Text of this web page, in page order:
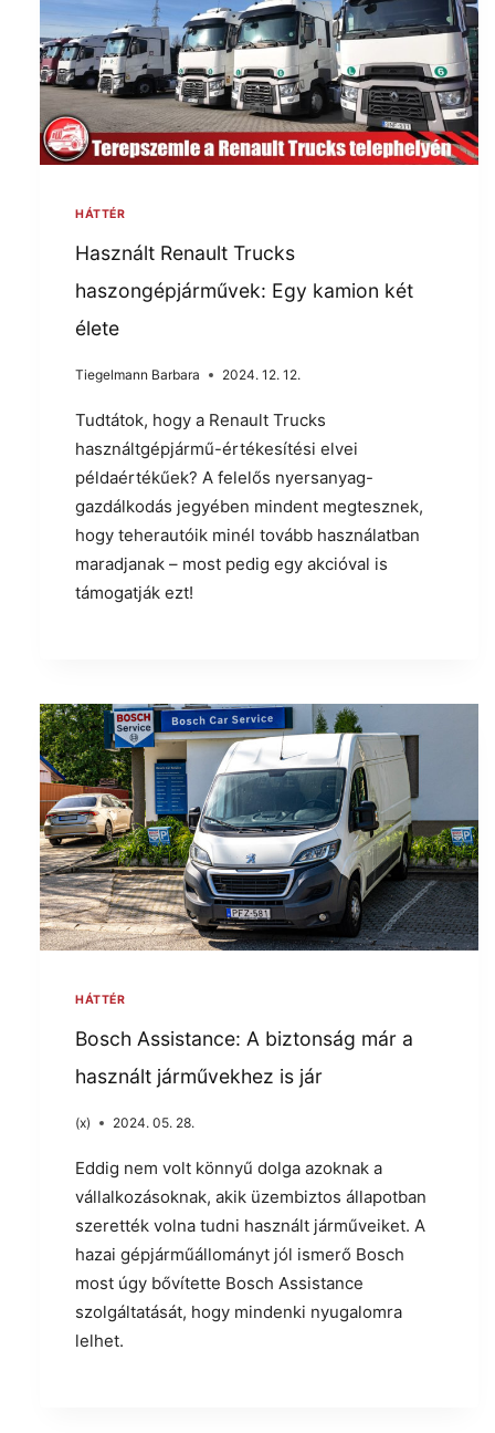
HÁTTÉR
Használt Renault Trucks
haszongépjárművek: Egy kamion két
élete
Tiegelmann Barbara 2024. 12. 12.
Tudtátok, hogy a Renault Trucks
használtgépjármű-értékesítési elvei
példaértékűek? A felelős nyersanyag-
gazdálkodás jegyében mindent megtesznek,
hogy teherautóik minél tovább használatban
maradjanak – most pedig egy akcióval is
támogatják ezt!
HÁTTÉR
Bosch Assistance: A biztonság már a
használt járművekhez is jár
(x) 2024. 05. 28.
Eddig nem volt könnyű dolga azoknak a
vállalkozásoknak, akik üzembiztos állapotban
szerették volna tudni használt járműveiket. A
hazai gépjárműállományt jól ismerő Bosch
most úgy bővítette Bosch Assistance
szolgáltatását, hogy mindenki nyugalomra
lelhet.